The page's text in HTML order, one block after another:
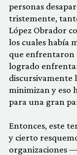
personas
tristemente,
López Obrador
los cuales había
que enfrentaron
logrado
discursivamente
minimizan y eso
para una gran
Entonces, este
y cierto
organizaciones